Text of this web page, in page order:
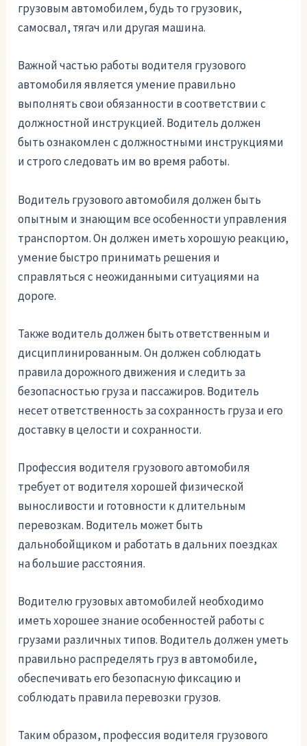
грузовым автомобилем, будь то грузовик,
самосвал, тягач или другая машина.
Важной частью работы водителя грузового
автомобиля является умение правильно
выполнять свои обязанности в соответствии с
должностной инструкцией. Водитель должен
быть ознакомлен с должностными инструкциями
и строго следовать им во время работы.
Водитель грузового автомобиля должен быть
опытным и знающим все особенности управления
транспортом. Он должен иметь хорошую реакцию,
умение быстро принимать решения и
справляться с неожиданными ситуациями на
дороге.
Также водитель должен быть ответственным и
дисциплинированным. Он должен соблюдать
правила дорожного движения и следить за
безопасностью груза и пассажиров. Водитель
несет ответственность за сохранность груза и его
доставку в целости и сохранности.
Профессия водителя грузового автомобиля
требует от водителя хорошей физической
выносливости и готовности к длительным
перевозкам. Водитель может быть
дальнобойщиком и работать в дальних поездках
на большие расстояния.
Водителю грузовых автомобилей необходимо
иметь хорошее знание особенностей работы с
грузами различных типов. Водитель должен уметь
правильно распределять груз в автомобиле,
обеспечивать его безопасную фиксацию и
соблюдать правила перевозки грузов.
Таким образом, профессия водителя грузового